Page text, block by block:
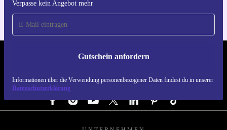
Verpasse kein Angebot mehr
Gutschein anfordern
Informationen über die Verwendung personenbezogener Daten findest du in unserer
Datenschutzerklärung
REFURBED DEUTSCHLAND - RETHINK NEW.
FOLGE UNS